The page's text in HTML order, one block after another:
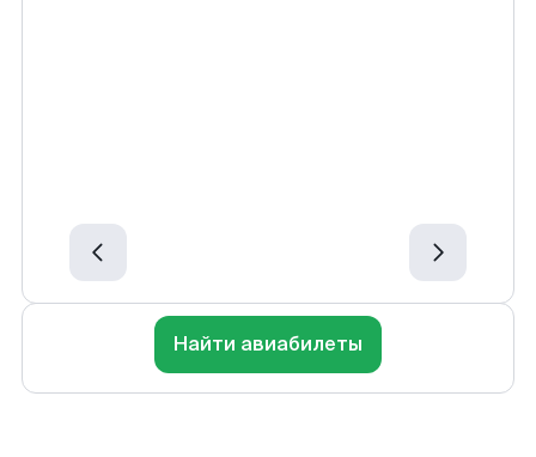
Найти авиабилеты